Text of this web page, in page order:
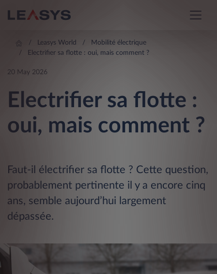
Leasys World
Mobilité électrique
Electrifier sa flotte : oui, mais comment ?
20 May 2026
Electrifier sa flotte :
oui, mais comment ?
Faut-il électrifier sa flotte ? Cette question,
probablement pertinente il y a encore cinq
ans, semble aujourd’hui largement
dépassée.